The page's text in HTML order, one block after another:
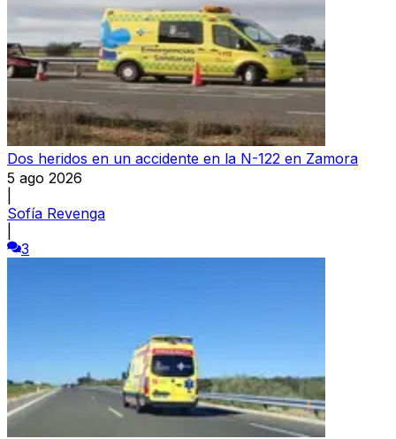
Dos heridos en un accidente en la N-122 en Zamora
5 ago 2026
Sofía Revenga
3